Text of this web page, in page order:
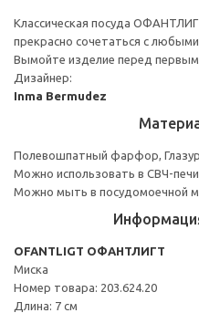
Классическая посуда
прекрасно сочетаться с
Вымойте изделие перед первым
Дизайнер:
Inma Bermudez
Полевошпатный фарфор,
Можно использовать в СВЧ-печи.
Можно мыть в посудомоечной
OFANTLIGT ОФАНТЛИГТ
Миска
Номер товара: 203.624.20
Длина: 7 см